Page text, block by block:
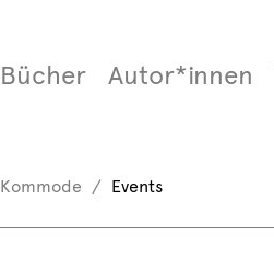
Bücher Autor*innen
Kommode Events